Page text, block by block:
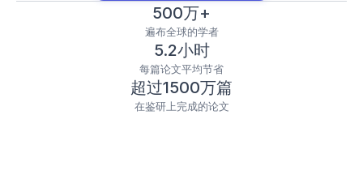
500万+
遍布全球的学者
5.2小时
每篇论文平均节省
超过1500万篇
在鉴研上完成的论文